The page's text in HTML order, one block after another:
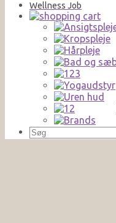
Wellness Job
Søg
efter: